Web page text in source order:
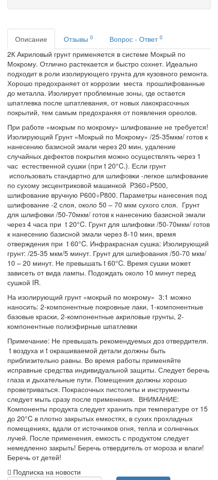
Описание Отзывы 0 Вопрос - Ответ 0
2К Акриловый грунт применяется в системе Мокрый по
Мокрому. Отлично растекается и быстро сохнет. Идеально
подходит в роли изолирующего грунта для кузовного ремонта.
Хорошо предохраняет от коррозии места прошлифованные
до металла. Изолирует проблемные зоны, где остается
шпатлевка после шпатлевания, от новых лакокрасочных
покрытий, тем самым предохраняя от появления ореолов.
При работе «мокрым по мокрому» шлифование не требуется!
Изолирующий Грунт «Мокрый по Мокрому» /25-35мкм/ готов к
нанесению базисной эмали через 20 мин, удаление
случайных дефектов покрытия можно осуществлять через 1
час естественной сушки (при t 20°C.). Если грунт
использовать стандартно для шлифовки -легкое шлифование
по сухому эксцентриковой машинкой P360÷P500,
шлифование вручную Р600÷P800. Параметры нанесения под
шлифование -2 слоя, около 50 – 70 мкм сухого слоя. Грунт
для шлифовки /50-70мкм/ готов к нанесению базисной эмали
через 4 часа при t 20°C. Грунт для шлифовки /50-70мкм/ готов
к нанесению базисной эмали через 8-10 мин, время
отверждения при t 60°C. Инфракрасная сушка: Изолирующий
грунт: /25-35 мкм/5 минут. Грунт для шлифования /50-70 мкм/
10 – 20 минут. Не превышать t 60°C. Время сушки может
зависеть от вида лампы. Подождать около 10 минут перед
сушкой IR.
На изолирующий грунт «мокрый по мокрому» 3:1 можно
наносить: 2-компонентные покровные лаки, 1-компонентные
базовые краски, 2-компонентные акриловые грунты, 2-
компонентные полиэфирные шпатлевки
Примечание: Не превышать рекомендуемых доз отвердителя.
t воздуха и t окрашиваемой детали должны быть
приблизительно равны. Во время работы применяйте
исправные средства индивидуальной защиты. Следует беречь
глаза и дыхательные пути. Помещения должны хорошо
проветриваться. Покрасочных пистолеты и инструменты
следует мыть сразу после применения. ВНИМАНИЕ:
Компоненты продукта следует хранить при температуре от 15
до 20°C в плотно закрытых емкостях, в сухих прохладных
помещениях, вдали от источников огня, тепла и солнечных
лучей. После применения, емкость с продуктом следует
немедленно закрыть! Беречь отвердитель от мороза и влаги!
Беречь от детей!
Подписка на новости